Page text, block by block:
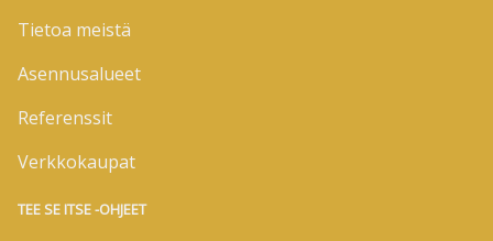
Tietoa meistä
Asennusalueet
Referenssit
Verkkokaupat
TEE SE ITSE -OHJEET